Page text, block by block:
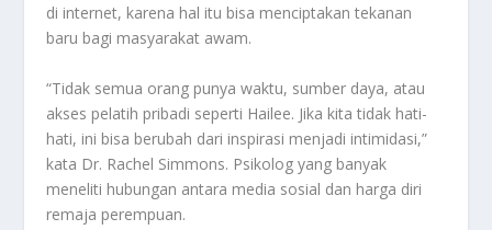
di internet, karena hal itu bisa menciptakan tekanan
baru bagi masyarakat awam.
“Tidak semua orang punya waktu, sumber daya, atau
akses pelatih pribadi seperti Hailee. Jika kita tidak hati-
hati, ini bisa berubah dari inspirasi menjadi intimidasi,”
kata Dr. Rachel Simmons. Psikolog yang banyak
meneliti hubungan antara media sosial dan harga diri
remaja perempuan.